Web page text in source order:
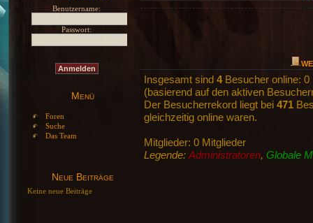
Benutzername:
Passwort:
Menü
Foren
Suche
Das Team
Neue Beiträge
Keine neue Beiträge
Insgesamt sind 4Besucher online: 0
(basierend auf den aktiven
Der Besucherrekord liegt bei 471
gleichzeitig online waren.
Mitglieder: 0 Mitglieder
Legende: Administratoren, Globale